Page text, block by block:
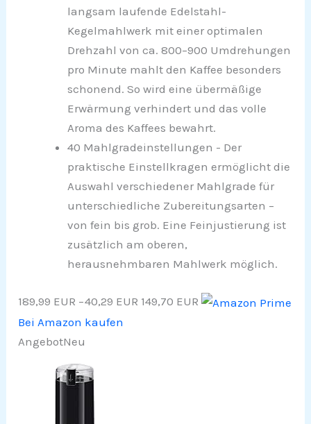
langsam laufende Edelstahl-
Kegelmahlwerk mit einer optimalen
Drehzahl von ca. 800–900 Umdrehungen
pro Minute mahlt den Kaffee besonders
schonend. So wird eine übermäßige
Erwärmung verhindert und das volle
Aroma des Kaffees bewahrt.
40 Mahlgradeinstellungen - Der
praktische Einstellkragen ermöglicht die
Auswahl verschiedener Mahlgrade für
unterschiedliche Zubereitungsarten –
von fein bis grob. Eine Feinjustierung ist
zusätzlich am oberen,
herausnehmbaren Mahlwerk möglich.
189,99 EUR −40,29 EUR 149,70 EUR
Bei Amazon kaufen
AngebotNeu